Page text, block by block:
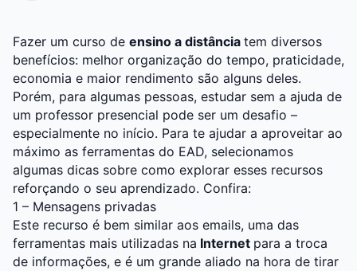
Fazer um curso de ensino a distância tem diversos
benefícios: melhor organização do tempo, praticidade,
economia e maior rendimento são alguns deles.
Porém, para algumas pessoas, estudar sem a ajuda de
um professor presencial pode ser um desafio –
especialmente no início. Para te ajudar a aproveitar ao
máximo as ferramentas do EAD, selecionamos
algumas dicas sobre como explorar esses recursos
reforçando o seu aprendizado. Confira:
1 – Mensagens privadas
Este recurso é bem similar aos emails, uma das
ferramentas mais utilizadas na Internet para a troca
de informações, e é um grande aliado na hora de tirar